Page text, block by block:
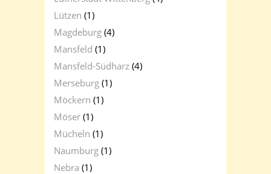
Lützen (1)
Magdeburg (4)
Mansfeld (1)
Mansfeld-Südharz (4)
Merseburg (1)
Möckern (1)
Möser (1)
Mücheln (1)
Naumburg (1)
Nebra (1)